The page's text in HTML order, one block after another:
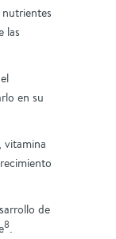
las
en su
de
8.